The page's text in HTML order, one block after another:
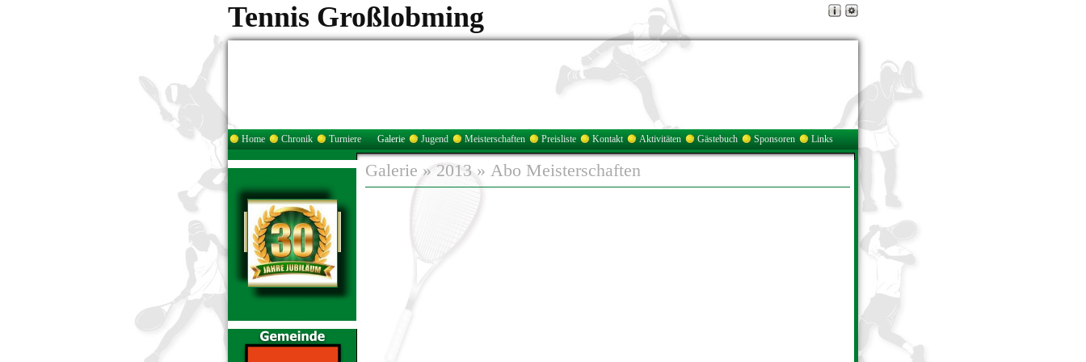
Tennis Großlobming
Home Chronik Turniere Galerie Jugend Meisterschaften Preisliste Kontakt Aktivitäten Gästebuch Sponsoren Links
Galerie »2013 » Abo Meisterschaften